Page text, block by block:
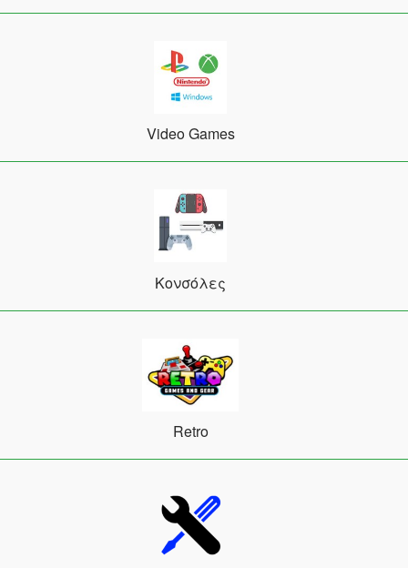
Video Games
Κονσόλες
Retro